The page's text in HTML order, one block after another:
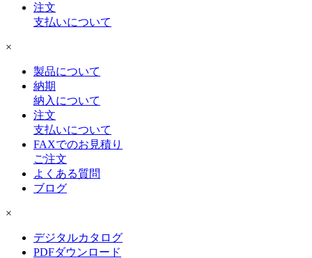
注文
支払いについて
×
製品について
納期
納入について
注文
支払いについて
FAXでのお見積り
ご注文
よくある質問
ブログ
×
デジタルカタログ
PDFダウンロード